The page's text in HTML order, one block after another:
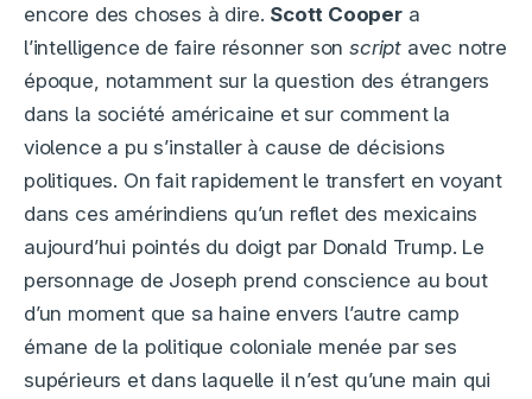
encore des choses à dire. Scott Coopera
l’intelligence de faire résonner sonscriptavec notre
époque, notamment sur la question des étrangers
dans la société américaine et sur comment la
violence a pu s’installer à cause de décisions
politiques. On fait rapidement le transfert en voyant
dans ces amérindiens qu’un reflet des mexicains
aujourd’hui pointés du doigt par Donald Trump. Le
personnage de Joseph prend conscience au bout
d’un moment que sa haine envers l’autre camp
émane de la politique coloniale menée par ses
supérieurs et dans laquelle il n’est qu’une main qui